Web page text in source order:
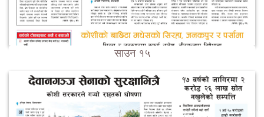
साउन १५